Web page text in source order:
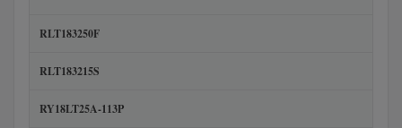
RLT183250F
RLT183215S
RY18LT25A-113P